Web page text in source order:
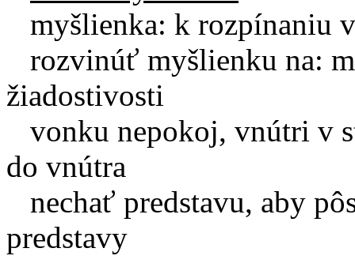
myšlienka: k rozpínaniu
rozvinúť myšlienku na:
žiadostivosti
vonku nepokoj, vnútri v
do vnútra
nechať predstavu, aby
predstavy